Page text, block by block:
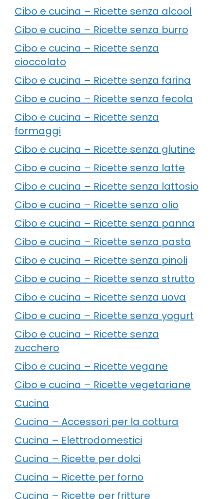
Cibo e cucina – Ricette senza alcool
Cibo e cucina – Ricette senza burro
Cibo e cucina – Ricette senza
cioccolato
Cibo e cucina – Ricette senza farina
Cibo e cucina – Ricette senza fecola
Cibo e cucina – Ricette senza
formaggi
Cibo e cucina – Ricette senza glutine
Cibo e cucina – Ricette senza latte
Cibo e cucina – Ricette senza lattosio
Cibo e cucina – Ricette senza olio
Cibo e cucina – Ricette senza panna
Cibo e cucina – Ricette senza pasta
Cibo e cucina – Ricette senza pinoli
Cibo e cucina – Ricette senza strutto
Cibo e cucina – Ricette senza uova
Cibo e cucina – Ricette senza yogurt
Cibo e cucina – Ricette senza
zucchero
Cibo e cucina – Ricette vegane
Cibo e cucina – Ricette vegetariane
Cucina
Cucina – Accessori per la cottura
Cucina – Elettrodomestici
Cucina – Ricette per dolci
Cucina – Ricette per forno
Cucina – Ricette per fritture